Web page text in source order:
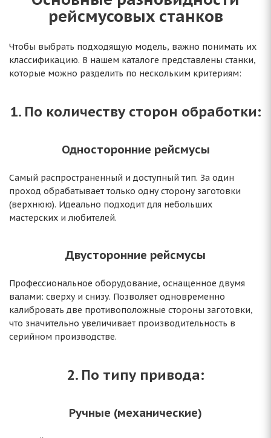
рейсмусовых станков
Чтобы выбрать подходящую модель, важно понимать их
классификацию. В нашем каталоге представлены станки,
которые можно разделить по нескольким критериям:
1. По количеству сторон обработки:
Односторонние рейсмусы
Самый распространенный и доступный тип. За один
проход обрабатывает только одну сторону заготовки
(верхнюю). Идеально подходит для небольших
мастерских и любителей.
Двусторонние рейсмусы
Профессиональное оборудование, оснащенное двумя
валами: сверху и снизу. Позволяет одновременно
калибровать две противоположные стороны заготовки,
что значительно увеличивает производительность в
серийном производстве.
2. По типу привода:
Ручные (механические)